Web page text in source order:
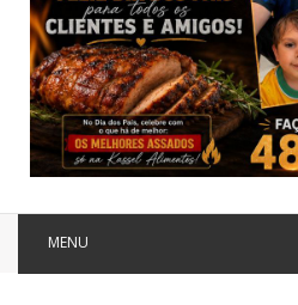
MENU